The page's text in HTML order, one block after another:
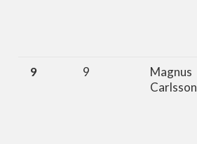
9 9
Magnus
Carlsson